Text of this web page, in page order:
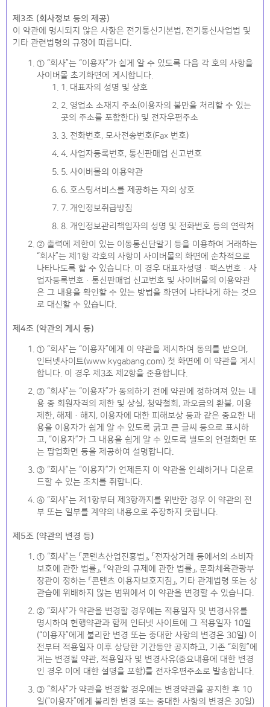
제3조 (회사정보 등의 제공)
이 약관에 명시되지 않은 사항은 전기통신기본법, 전기통신사업법 및
기타 관련법령의 규정에 따릅니다.
① “회사”는 “이용자”가 쉽게 알 수 있도록 다음 각 호의 사항을
사이버몰 초기화면에 게시합니다.
1. 대표자의 성명 및 상호
2. 영업소 소재지 주소(이용자의 불만을 처리할 수 있는
곳의 주소를 포함한다) 및 전자우편주소
3. 전화번호, 모사전송번호(Fax 번호)
4. 사업자등록번호, 통신판매업 신고번호
5. 사이버몰의 이용약관
6. 호스팅서비스를 제공하는 자의 상호
7. 개인정보취급방침
8. 개인정보관리책임자의 성명 및 전화번호 등의 연락처
② 출력에 제한이 있는 이동통신단말기 등을 이용하여 거래하는
“회사”는 제1항 각호의 사항이 사이버몰의 화면에 순차적으로
나타나도록 할 수 있습니다. 이 경우 대표자성명ㆍ팩스번호ㆍ사
업자등록번호ㆍ통신판매업 신고번호 및 사이버몰의 이용약관
은 그 내용을 확인할 수 있는 방법을 화면에 나타나게 하는 것으
로 대신할 수 있습니다.
제4조 (약관의 게시 등)
① “회사”는 “이용자”에게 이 약관을 제시하여 동의를 받으며,
인터넷사이트(www.kygabang.com) 첫 화면에 이 약관을 게시
합니다. 이 경우 제3조 제2항을 준용합니다.
② “회사”는 “이용자”가 동의하기 전에 약관에 정하여져 있는 내
용 중 회원자격의 제한 및 상실, 청약철회, 과오금의 환불, 이용
제한, 해제ㆍ해지, 이용자에 대한 피해보상 등과 같은 중요한 내
용을 이용자가 쉽게 알 수 있도록 굵고 큰 글씨 등으로 표시하
고, “이용자”가 그 내용을 쉽게 알 수 있도록 별도의 연결화면 또
는 팝업화면 등을 제공하여 설명합니다.
③ “회사”는 “이용자”가 언제든지 이 약관을 인쇄하거나 다운로
드할 수 있는 조치를 취합니다.
④ “회사”는 제1항부터 제3항까지를 위반한 경우 이 약관의 전
부 또는 일부를 계약의 내용으로 주장하지 못합니다.
제5조 (약관의 변경 등)
① “회사”는 「콘텐츠산업진흥법」, 「전자상거래 등에서의 소비자
보호에 관한 법률」, 「약관의 규제에 관한 법률」, 문화체육관광부
장관이 정하는 「콘텐츠 이용자보호지침」, 기타 관계법령 또는 상
관습에 위배하지 않는 범위에서 이 약관을 변경할 수 있습니다.
② “회사”가 약관을 변경할 경우에는 적용일자 및 변경사유를
명시하여 현행약관과 함께 인터넷 사이트에 그 적용일자 10일
(“이용자”에게 불리한 변경 또는 중대한 사항의 변경은 30일) 이
전부터 적용일자 이후 상당한 기간동안 공지하고, 기존 “회원”에
게는 변경될 약관, 적용일자 및 변경사유(중요내용에 대한 변경
인 경우 이에 대한 설명을 포함)를 전자우편주소로 발송합니다.
③ “회사”가 약관을 변경할 경우에는 변경약관을 공지한 후 10
일(“이용자”에게 불리한 변경 또는 중대한 사항의 변경은 30일)